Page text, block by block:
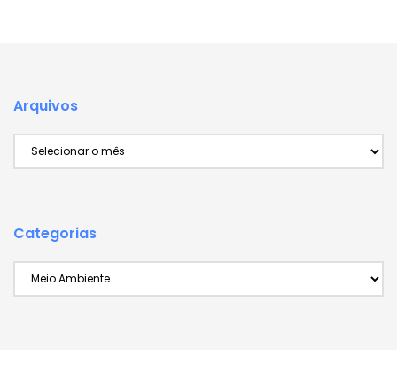
Arquivos
Arquivos
Categorias
Categorias